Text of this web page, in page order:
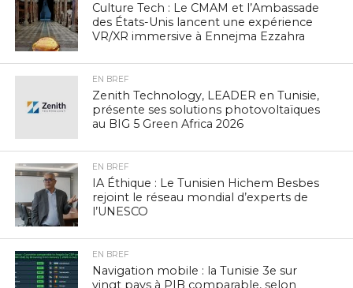
Culture Tech : Le CMAM et l’Ambassade
des États-Unis lancent une expérience
VR/XR immersive à Ennejma Ezzahra
EN BREF
Zenith Technology, LEADER en Tunisie,
présente ses solutions photovoltaïques
au BIG 5 Green Africa 2026
EN BREF
IA Éthique : Le Tunisien Hichem Besbes
rejoint le réseau mondial d’experts de
l’UNESCO
EN BREF
Navigation mobile : la Tunisie 3e sur
vingt pays à PIB comparable, selon